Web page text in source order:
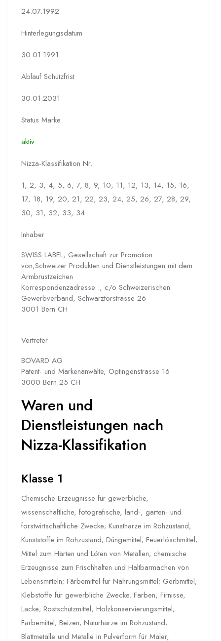
24.07.1992
Hinterlegungs­datum
30.01.1991
Ablauf Schutzfrist
30.01.2031
Status Marke
aktiv
Nizza-Klassifikation Nr.
1, 2, 3, 4, 5, 6, 7, 8, 9, 10, 11, 12, 13, 14, 15, 16,
17, 18, 19, 20, 21, 22, 23, 24, 25, 26, 27, 28, 29,
30, 31, 32, 33, 34
Inhaber
SWISS LABEL, Gesellschaft zur Promotion
von,Schweizer Produkten und Dienstleistungen mit dem
Armbrustzeichen
Korrespondenzadresse :, c/o Schweizerischen
Gewerbverband, Schwarztorstrasse 26
3001 Bern CH
Vertreter
BOVARD AG
Patent- und Markenanwälte, Optingenstrasse 16
3000 Bern 25 CH
Waren und
Dienstleistungen nach
Nizza-Klassifikation
Klasse 1
Chemische Erzeugnisse für gewerbliche,
wissenschaftliche, fotografische, land-, garten- und
forstwirtschaftliche Zwecke; Kunstharze im Rohzustand,
Kunststoffe im Rohzustand; Düngemittel; Feuerlöschmittel;
Mittel zum Härten und Löten von Metallen; chemische
Erzeugnisse zum Frischhalten und Haltbarmachen von
Lebensmitteln; Färbemittel für Nahrungsmittel; Gerbmittel;
Klebstoffe für gewerbliche Zwecke. Farben, Firnisse,
Lacke; Rostschutzmittel, Holzkonservierungsmittel;
Färbemittel; Beizen; Naturharze im Rohzustand;
Blattmetalle und Metalle in Pulverform für Maler,